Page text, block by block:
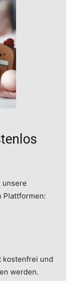
unsere
Plattformen:
kostenfrei und
werden.